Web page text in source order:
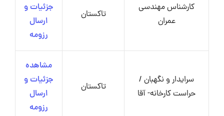
کارشناس مهندسی
عمران
تاکستان
جزئیات و
ارسال
رزومه
سرایدار و نگهبان /
حراست کارخانه- آقا
تاکستان
مشاهده
جزئیات و
ارسال
رزومه